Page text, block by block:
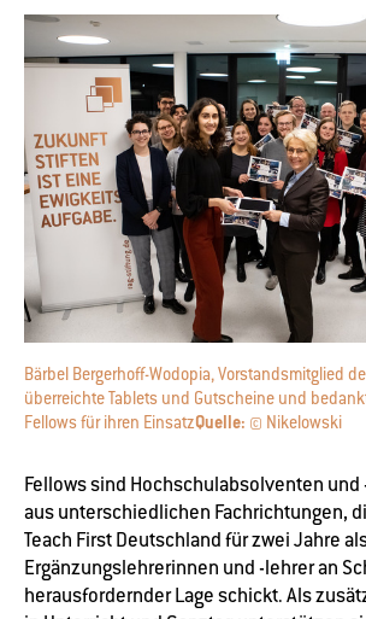
Bärbel Bergerhoff-Wodopia, Vorstandsmitglied
überreichte Tablets und Gutscheine und
Fellows für ihren EinsatzQuelle: © Nikelowski
Fellows sind Hochschulabsolventen
aus unterschiedlichen Fachrichtungen,
Teach First Deutschland für zwei Jahre
Ergänzungslehrerinnen und -lehrer an
herausfordernder Lage schickt. Als